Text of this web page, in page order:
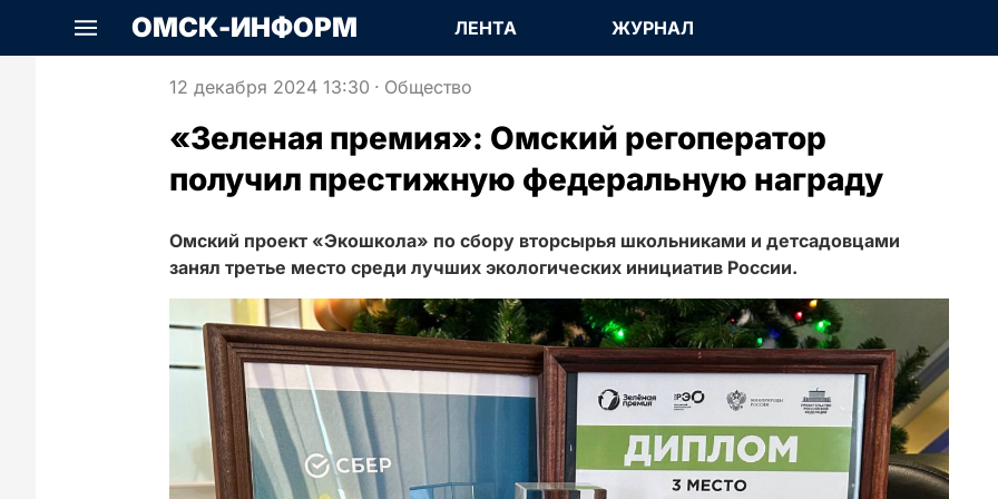
ОМСК-ИНФОРМ ЛЕНТА ЖУРНАЛ
12 декабря 2024 13:30 · Общество
«Зеленая премия»: Омский регоператор
получил престижную федеральную награду
Омский проект «Экошкола» по сбору вторсырья школьниками и детсадовцами
занял третье место среди лучших экологических инициатив России.